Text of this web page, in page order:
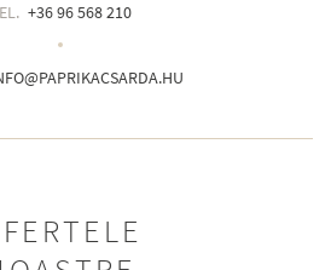
+36 96 568 210